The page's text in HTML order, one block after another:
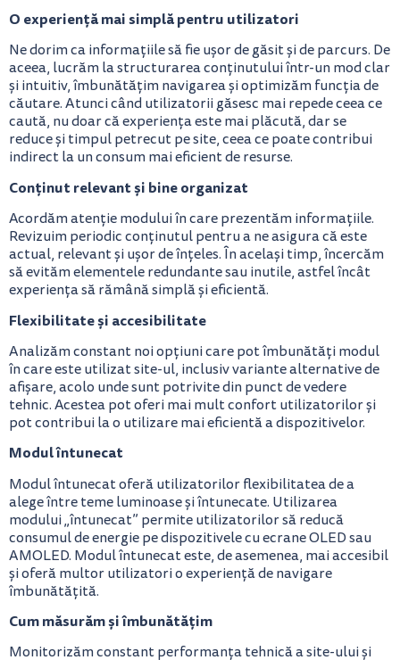
O experiență mai simplă pentru utilizatori
Ne dorim ca informațiile să fie ușor de găsit și de parcurs. De
aceea, lucrăm la structurarea conținutului într-un mod clar
și intuitiv, îmbunătățim navigarea și optimizăm funcția de
căutare. Atunci când utilizatorii găsesc mai repede ceea ce
caută, nu doar că experiența este mai plăcută, dar se
reduce și timpul petrecut pe site, ceea ce poate contribui
indirect la un consum mai eficient de resurse.
Conținut relevant și bine organizat
Acordăm atenție modului în care prezentăm informațiile.
Revizuim periodic conținutul pentru a ne asigura că este
actual, relevant și ușor de înțeles. În același timp, încercăm
să evităm elementele redundante sau inutile, astfel încât
experiența să rămână simplă și eficientă.
Flexibilitate și accesibilitate
Analizăm constant noi opțiuni care pot îmbunătăți modul
în care este utilizat site-ul, inclusiv variante alternative de
afișare, acolo unde sunt potrivite din punct de vedere
tehnic. Acestea pot oferi mai mult confort utilizatorilor și
pot contribui la o utilizare mai eficientă a dispozitivelor.
Modul întunecat
Modul întunecat oferă utilizatorilor flexibilitatea de a
alege între teme luminoase și întunecate. Utilizarea
modului „întunecat” permite utilizatorilor să reducă
consumul de energie pe dispozitivele cu ecrane OLED sau
AMOLED. Modul întunecat este, de asemenea, mai accesibil
și oferă multor utilizatori o experiență de navigare
îmbunătățită.
Cum măsurăm și îmbunătățim
Monitorizăm constant performanța tehnică a site-ului și